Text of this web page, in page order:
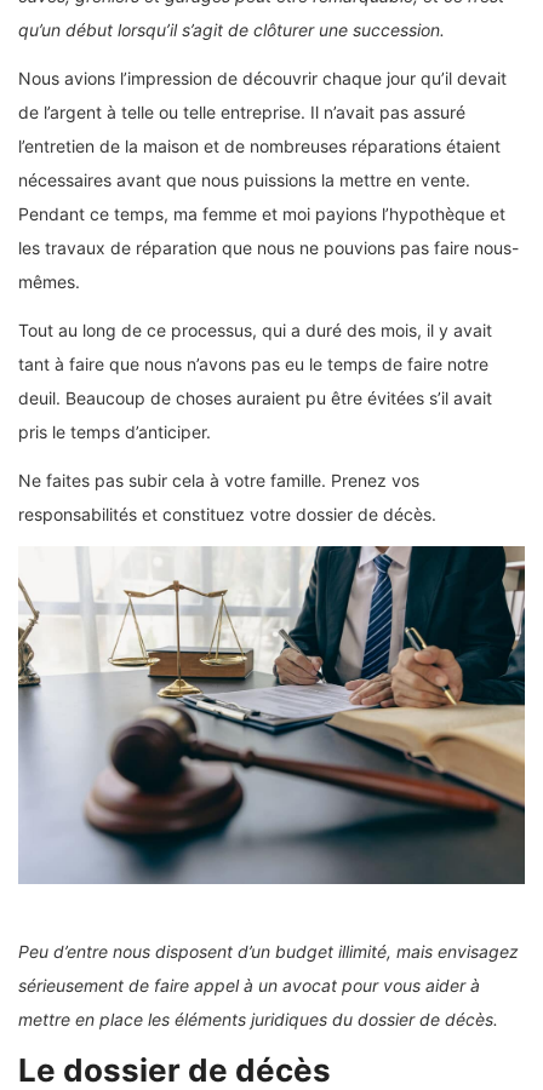
qu’un début lorsqu’il s’agit de clôturer une succession.
Nous avions l’impression de découvrir chaque jour qu’il devait
de l’argent à telle ou telle entreprise. Il n’avait pas assuré
l’entretien de la maison et de nombreuses réparations étaient
nécessaires avant que nous puissions la mettre en vente.
Pendant ce temps, ma femme et moi payions l’hypothèque et
les travaux de réparation que nous ne pouvions pas faire nous-
mêmes.
Tout au long de ce processus, qui a duré des mois, il y avait
tant à faire que nous n’avons pas eu le temps de faire notre
deuil. Beaucoup de choses auraient pu être évitées s’il avait
pris le temps d’anticiper.
Ne faites pas subir cela à votre famille. Prenez vos
responsabilités et constituez votre dossier de décès.
Peu d’entre nous disposent d’un budget illimité, mais envisagez
sérieusement de faire appel à un avocat pour vous aider à
mettre en place les éléments juridiques du dossier de décès.
Le dossier de décès